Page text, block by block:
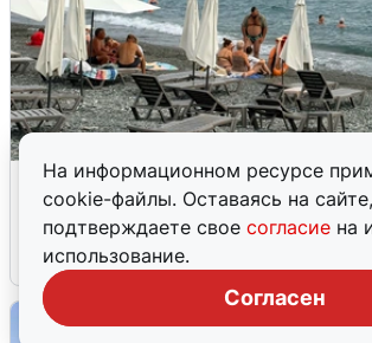
На информационном ресурсе
cookie-файлы. Оставаясь на
подтверждаете свое согласие на
использование.
Согласен
Жители и туристы Сочи
об атаке БПЛА 5 августа
5 августа 0